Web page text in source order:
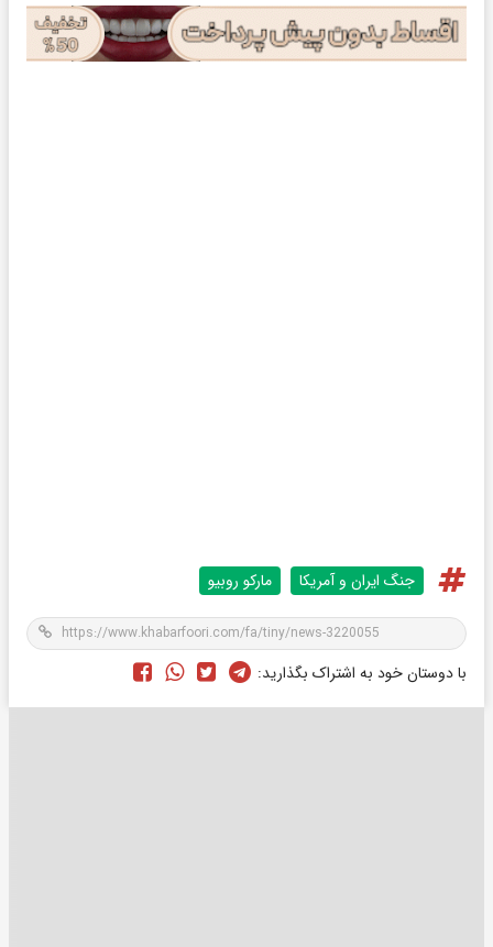
جنگ ایران و آمریکا مارکو روبیو
با دوستان خود به اشتراک بگذارید: